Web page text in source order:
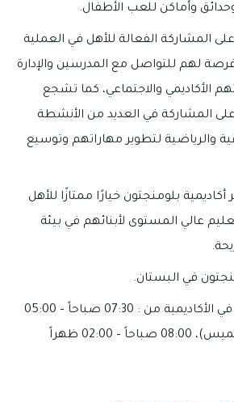
وأماكن للعب الأطفال.
المشاركة الفعالة للأهل في العملية
فرصة لهم للتواصل مع المدرسين والإدارة
الأكاديمي والاجتماعي، كما تشجع
المشاركة في العديد من الأنشطة
والرياضية لتطوير مهاراتهم وتوسيع
بلومنجتون خيارًا ممتازًا للأهل
عالي المستوى لأبنائهم في بيئة
في البستان.
تبدأ أوقات العمل في الأكاديمية من : 07:30 صباحاً – 05:00
مساءً (الأحد – الخميس)، 08:00 صباحاً – 02:00 ظهراً